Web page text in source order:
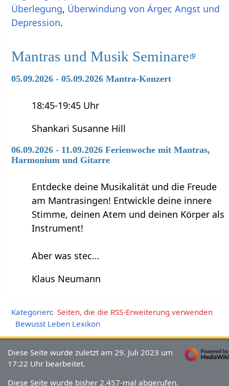
Überlegung, Überwindung von Ärger, Angst und
Depression.
Mantras und Musik Seminare
05.09.2026 - 05.09.2026 Mantra-Konzert
18:45-19:45 Uhr
Shankari Susanne Hill
06.09.2026 - 11.09.2026 Ferienwoche mit Mantras,
Harmonium und Gitarre
Entdecke deine Musikalität und die Freude
am Mantrasingen! Entwickle deine innere
Stimme, deinen Atem und deinen Körper als
Instrument!
Aber was stec…
Klaus Neumann
Kategorien: Seiten, die die RSS-Erweiterung verwenden
Bewusst Leben Lexikon
Diese Seite wurde zuletzt am 29. Juli 2023 um
17:22 Uhr bearbeitet.
Diese Seite wurde bisher 2.457-mal abgerufen.